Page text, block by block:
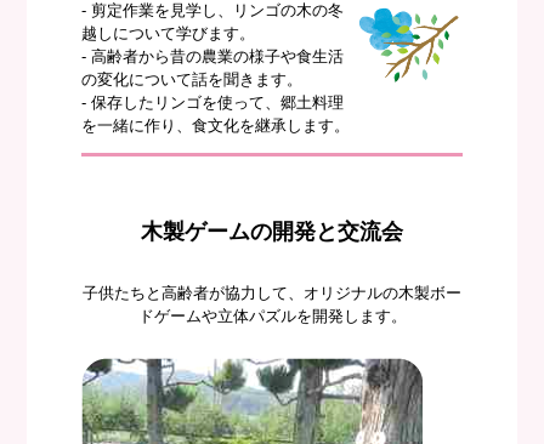
- 剪定作業を見学し、リンゴの木の冬
越しについて学びます。
- 高齢者から昔の農業の様子や食生活
の変化について話を聞きます。
- 保存したリンゴを使って、郷土料理
を一緒に作り、食文化を継承します。
木製ゲームの開発と交流会
子供たちと高齢者が協力して、オリジナルの木製ボー
ドゲームや立体パズルを開発します。